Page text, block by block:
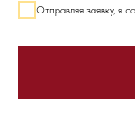
Отправляя заявку, я